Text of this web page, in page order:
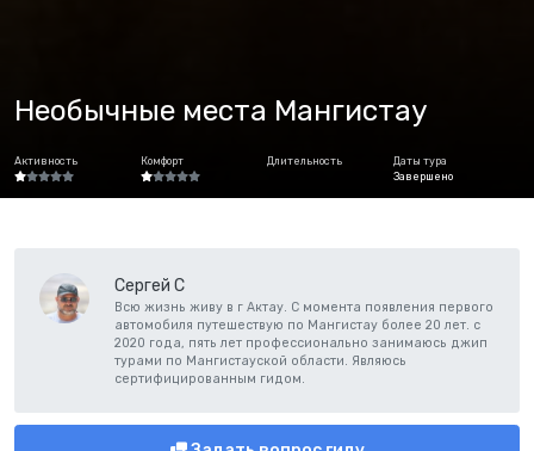
Необычные места Мангистау
Активность Комфорт Длительность
Даты тура
Завершено
Сергей С
Всю жизнь живу в г Актау. С момента появления первого
автомобиля путешествую по Мангистау более 20 лет. с
2020 года, пять лет профессионально занимаюсь джип
турами по Мангистауской области. Являюсь
сертифицированным гидом.